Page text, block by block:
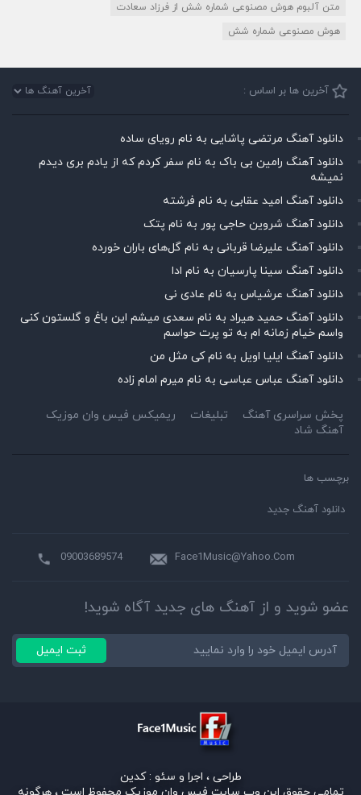
متن آلبوم هوش مصنوعی شماره شش از فرزاد سعادت
هوش مصنوعی شماره شش
آخرین ها بر اساس :
دانلود آهنگ مرتضی پاشایی به نام رویای ساده
دانلود آهنگ رامین بی باک به نام سفر کردم که از یادم بری دیدم
نمیشه
دانلود آهنگ امید عقابی به نام فرشته
دانلود آهنگ شروین حاجی پور به نام پتک
دانلود آهنگ علیرضا قربانی به نام گل‌های باران خورده
دانلود آهنگ سینا پارسیان به نام ادا
دانلود آهنگ عرشیاس به نام عادی نی
دانلود آهنگ حمید هیراد به نام سعدی میشم این باغ و گلستون کنی
واسم خیام زمانه ام به تو پرت حواسم
دانلود آهنگ ایلیا اویل به نام کی مثل من
دانلود آهنگ عباس عباسی به نام میرم امام زاده
پخش سراسری آهنگ تبلیغات
ریمیکس فیس وان موزیک
آهنگ شاد
برچسب ها
دانلود آهنگ جدید
Face1Music@Yahoo.Com
09003689574
عضو شوید و از آهنگ های جدید آگاه شوید!
ثبت ایمیل
طراحی ، اجرا و سئو :کدین